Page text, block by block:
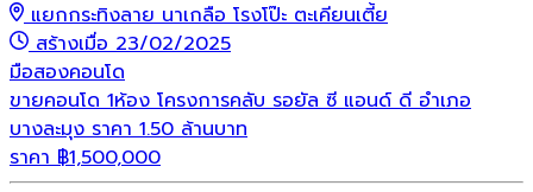
แยกกระทิงลาย นาเกลือ โรงโป๊ะ ตะเคียนเตี้ย
สร้างเมื่อ 23/02/2025
มือสองคอนโด
ขายคอนโด 1ห้อง โครงการคลับ รอยัล ซี แอนด์ ดี อำเภอ
บางละมุง ราคา 1.50 ล้านบาท
ราคา ฿1,500,000